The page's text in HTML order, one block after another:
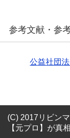
参考文献・参
公益社団
(C) 2017リビン
【元プロ】が真